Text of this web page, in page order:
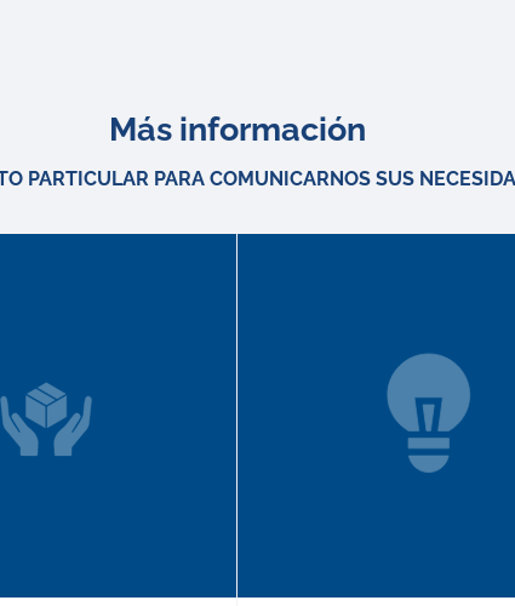
Más información
PARTICULAR PARA COMUNICARNOS SUS